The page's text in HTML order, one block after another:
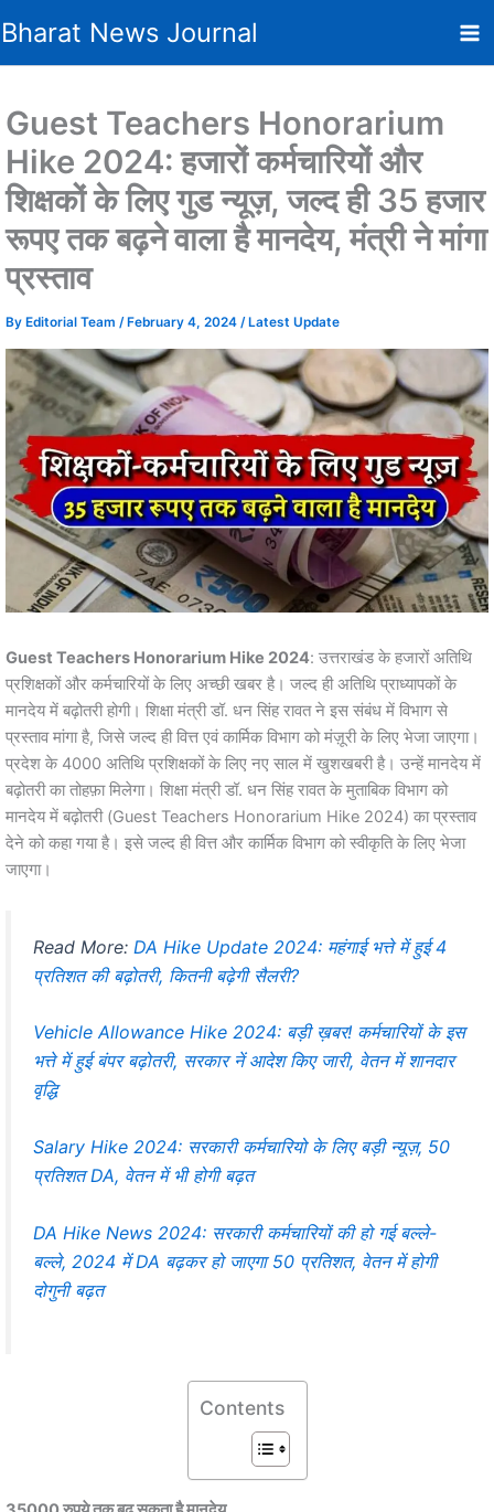
to
content
Bharat News Journal
Guest Teachers Honorarium
Hike 2024: हजारों कर्मचारियों और
शिक्षकों के लिए गुड न्यूज़, जल्द ही 35 हजार
रूपए तक बढ़ने वाला है मानदेय, मंत्री ने मांगा
प्रस्ताव
By Editorial Team / February 4, 2024 / Latest Update
Guest Teachers Honorarium Hike 2024: उत्तराखंड के हजारों अतिथि
प्रशिक्षकों और कर्मचारियों के लिए अच्छी खबर है। जल्द ही अतिथि प्राध्यापकों के
मानदेय में बढ़ोतरी होगी। शिक्षा मंत्री डॉ. धन सिंह रावत ने इस संबंध में विभाग से
प्रस्ताव मांगा है, जिसे जल्द ही वित्त एवं कार्मिक विभाग को मंज़ूरी के लिए भेजा जाएगा।
प्रदेश के 4000 अतिथि प्रशिक्षकों के लिए नए साल में खुशखबरी है। उन्हें मानदेय में
बढ़ोतरी का तोहफ़ा मिलेगा। शिक्षा मंत्री डॉ. धन सिंह रावत के मुताबिक विभाग को
मानदेय में बढ़ोतरी (Guest Teachers Honorarium Hike 2024) का प्रस्ताव
देने को कहा गया है। इसे जल्द ही वित्त और कार्मिक विभाग को स्वीकृति के लिए भेजा
जाएगा।
Read More: DA Hike Update 2024: महंगाई भत्ते में हुई 4
प्रतिशत की बढ़ोतरी, कितनी बढ़ेगी सैलरी?
Vehicle Allowance Hike 2024: बड़ी ख़बर! कर्मचारियों के इस
भत्ते में हुई बंपर बढ़ोतरी, सरकार नें आदेश किए जारी, वेतन में शानदार
वृद्धि
Salary Hike 2024: सरकारी कर्मचारियो के लिए बड़ी न्यूज़, 50
प्रतिशत DA, वेतन में भी होगी बढ़त
DA Hike News 2024: सरकारी कर्मचारियों की हो गई बल्ले-
बल्ले, 2024 में DA बढ़कर हो जाएगा 50 प्रतिशत, वेतन में होगी
दोगुनी बढ़त
Contents